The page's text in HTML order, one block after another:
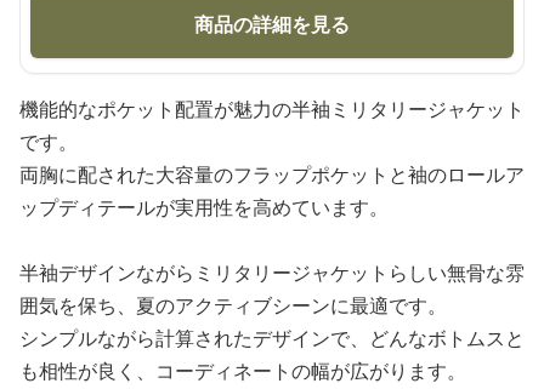
商品の詳細を見る
機能的なポケット配置が魅力の半袖ミリタリージャケット
です。
両胸に配された大容量のフラップポケットと袖のロールア
ップディテールが実用性を高めています。
半袖デザインながらミリタリージャケットらしい無骨な雰
囲気を保ち、夏のアクティブシーンに最適です。
シンプルながら計算されたデザインで、どんなボトムスと
も相性が良く、コーディネートの幅が広がります。